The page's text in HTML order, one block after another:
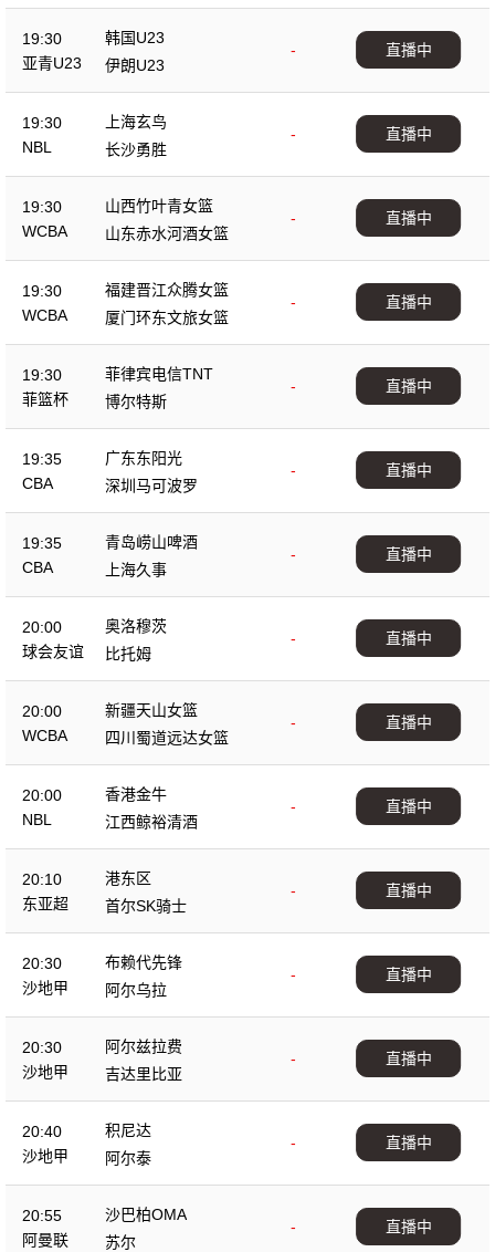
19:30
亚青U23
韩国U23
-
伊朗U23
直播中
19:30
NBL
上海玄鸟
-
长沙勇胜
直播中
19:30
WCBA
山西竹叶青女篮
-
山东赤水河酒女篮
直播中
19:30
WCBA
福建晋江众腾女篮
-
厦门环东文旅女篮
直播中
19:30
菲篮杯
菲律宾电信TNT
-
博尔特斯
直播中
19:35
CBA
广东东阳光
-
深圳马可波罗
直播中
19:35
CBA
青岛崂山啤酒
-
上海久事
直播中
20:00
球会友谊
奥洛穆茨
-
比托姆
直播中
20:00
WCBA
新疆天山女篮
-
四川蜀道远达女篮
直播中
20:00
NBL
香港金牛
-
江西鲸裕清酒
直播中
20:10
东亚超
港东区
-
首尔SK骑士
直播中
20:30
沙地甲
布赖代先锋
-
阿尔乌拉
直播中
20:30
沙地甲
阿尔兹拉费
-
吉达里比亚
直播中
20:40
沙地甲
积尼达
-
阿尔泰
直播中
20:55
阿曼联
沙巴柏OMA
-
苏尔
直播中